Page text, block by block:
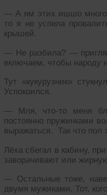
— А ям этих ишшо много
то я не успела
крышей.
— Не разбила? —
включаем, чтобы народу
Тут «кукурузник»
Успокоился.
— Мля, что-то меня
постоянно пружинками
выражаться. Так что пол
Лёха сбегал в кабину,
заворачивают или
— Остальные тоже,
двумя мужиками. Тот,